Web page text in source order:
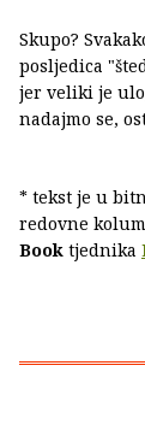
Skupo?
posljedica
jer veliki je
nadajmo se,
* tekst je u
redovne
Book tjednika